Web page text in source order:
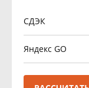
СДЭК
Яндекс GO